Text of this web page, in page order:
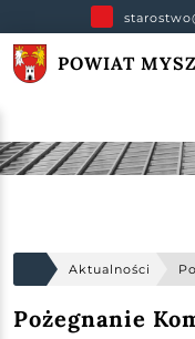
POWIAT
Aktualności
Pożegnanie